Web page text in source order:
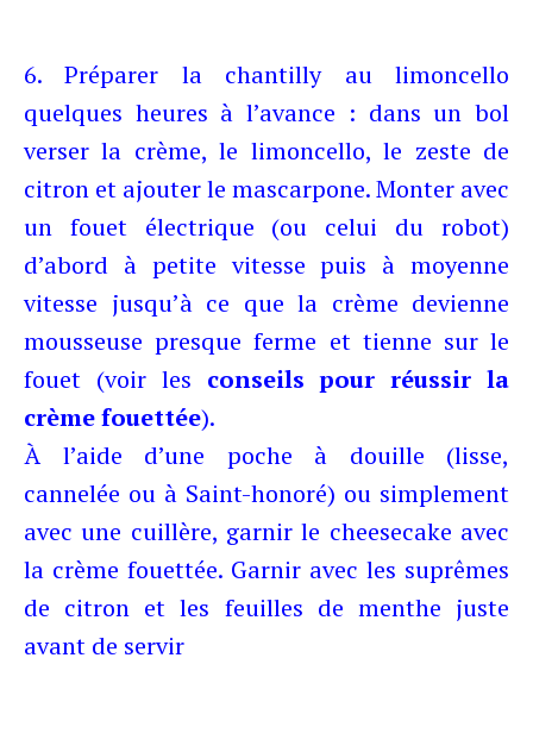
6. Préparer la chantilly au limoncello
quelques heures à l’avance : dans un bol
verser la crème, le limoncello, le zeste de
citron et ajouter le mascarpone. Monter avec
un fouet électrique (ou celui du robot)
d’abord à petite vitesse puis à moyenne
vitesse jusqu’à ce que la crème devienne
mousseuse presque ferme et tienne sur le
fouet (voir les conseils pour réussir la
crème fouettée).
À l’aide d’une poche à douille (lisse,
cannelée ou à Saint-honoré) ou simplement
avec une cuillère, garnir le cheesecake avec
la crème fouettée. Garnir avec les suprêmes
de citron et les feuilles de menthe juste
avant de servir